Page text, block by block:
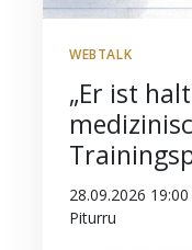
WEBTALK
„Er ist
28.09.2026
Piturru